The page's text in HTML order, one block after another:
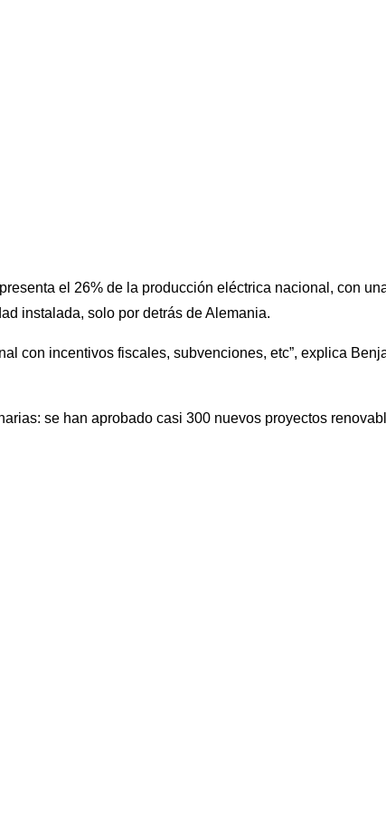
el 26% de la producción eléctrica nacional, con
instalada, solo por detrás de Alemania.
con incentivos fiscales, subvenciones, etc”, explica
se han aprobado casi 300 nuevos proyectos